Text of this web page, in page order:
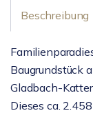
Beschreibung
Baugrundstück
Gladbach-
Dieses ca.